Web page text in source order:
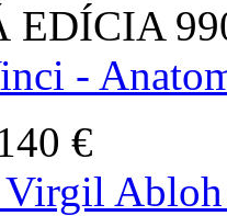
EDÍCIA
-
€